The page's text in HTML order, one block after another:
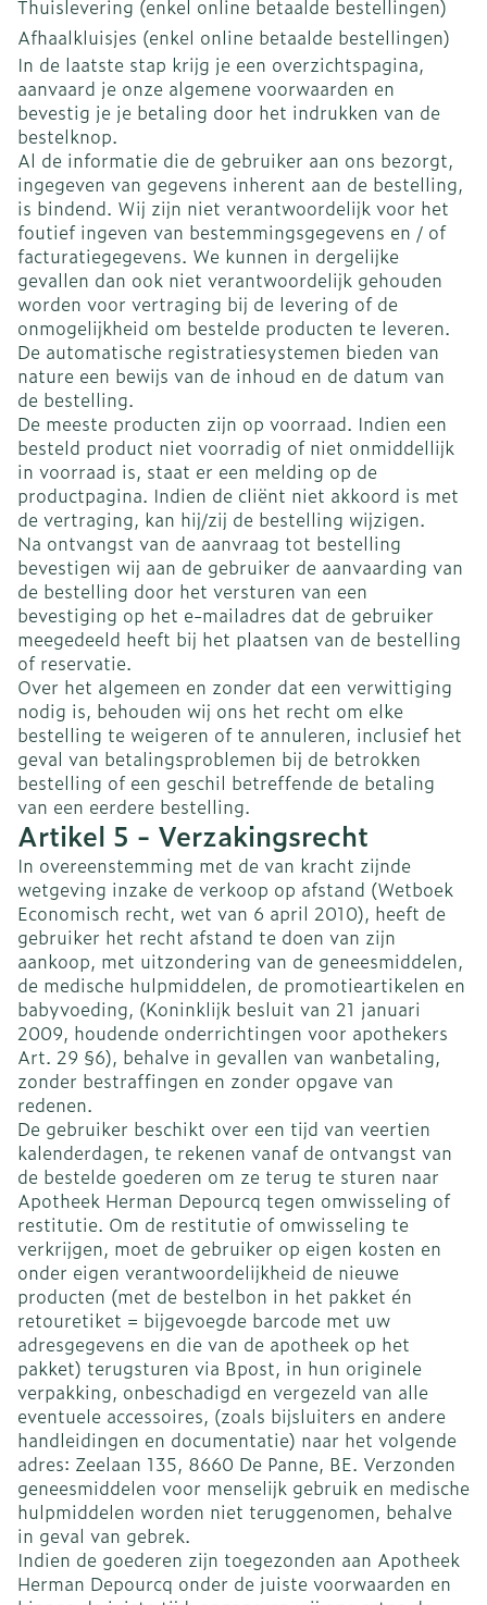
Thuislevering (enkel online betaalde bestellingen)
Afhaalkluisjes (enkel online betaalde bestellingen)
In de laatste stap krijg je een overzichtspagina,
aanvaard je onze algemene voorwaarden en
bevestig je je betaling door het indrukken van de
bestelknop.
Al de informatie die de gebruiker aan ons bezorgt,
ingegeven van gegevens inherent aan de bestelling,
is bindend. Wij zijn niet verantwoordelijk voor het
foutief ingeven van bestemmingsgegevens en / of
facturatiegegevens. We kunnen in dergelijke
gevallen dan ook niet verantwoordelijk gehouden
worden voor vertraging bij de levering of de
onmogelijkheid om bestelde producten te leveren.
De automatische registratiesystemen bieden van
nature een bewijs van de inhoud en de datum van
de bestelling.
De meeste producten zijn op voorraad. Indien een
besteld product niet voorradig of niet onmiddellijk
in voorraad is, staat er een melding op de
productpagina. Indien de cliënt niet akkoord is met
de vertraging, kan hij/zij de bestelling wijzigen.
Na ontvangst van de aanvraag tot bestelling
bevestigen wij aan de gebruiker de aanvaarding van
de bestelling door het versturen van een
bevestiging op het e-mailadres dat de gebruiker
meegedeeld heeft bij het plaatsen van de bestelling
of reservatie.
Over het algemeen en zonder dat een verwittiging
nodig is, behouden wij ons het recht om elke
bestelling te weigeren of te annuleren, inclusief het
geval van betalingsproblemen bij de betrokken
bestelling of een geschil betreffende de betaling
van een eerdere bestelling.
Artikel 5 - Verzakingsrecht
In overeenstemming met de van kracht zijnde
wetgeving inzake de verkoop op afstand (Wetboek
Economisch recht, wet van 6 april 2010), heeft de
gebruiker het recht afstand te doen van zijn
aankoop, met uitzondering van de geneesmiddelen,
de medische hulpmiddelen, de promotieartikelen en
babyvoeding, (Koninklijk besluit van 21 januari
2009, houdende onderrichtingen voor apothekers
Art. 29 §6), behalve in gevallen van wanbetaling,
zonder bestraffingen en zonder opgave van
redenen.
De gebruiker beschikt over een tijd van veertien
kalenderdagen, te rekenen vanaf de ontvangst van
de bestelde goederen om ze terug te sturen naar
Apotheek Herman Depourcq tegen omwisseling of
restitutie. Om de restitutie of omwisseling te
verkrijgen, moet de gebruiker op eigen kosten en
onder eigen verantwoordelijkheid de nieuwe
producten (met de bestelbon in het pakket én
retouretiket = bijgevoegde barcode met uw
adresgegevens en die van de apotheek op het
pakket) terugsturen via Bpost, in hun originele
verpakking, onbeschadigd en vergezeld van alle
eventuele accessoires, (zoals bijsluiters en andere
handleidingen en documentatie) naar het volgende
adres: Zeelaan 135, 8660 De Panne, BE. Verzonden
geneesmiddelen voor menselijk gebruik en medische
hulpmiddelen worden niet teruggenomen, behalve
in geval van gebrek.
Indien de goederen zijn toegezonden aan Apotheek
Herman Depourcq onder de juiste voorwaarden en